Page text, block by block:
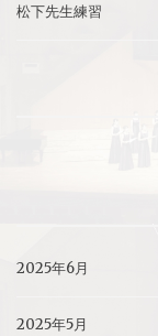
松下先生練習
2025年6月
2025年5月